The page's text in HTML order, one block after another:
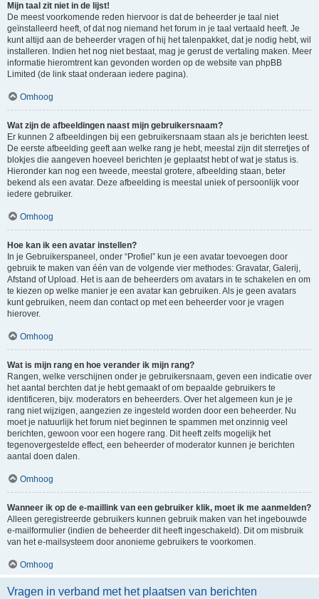
Mijn taal zit niet in de lijst!
De meest voorkomende reden hiervoor is dat de beheerder je taal niet
geïnstalleerd heeft, of dat nog niemand het forum in je taal vertaald heeft. Je
kunt altijd aan de beheerder vragen of hij het talenpakket, dat je nodig hebt, wil
installeren. Indien het nog niet bestaat, mag je gerust de vertaling maken. Meer
informatie hieromtrent kan gevonden worden op de website van phpBB
Limited (de link staat onderaan iedere pagina).
Omhoog
Wat zijn de afbeeldingen naast mijn gebruikersnaam?
Er kunnen 2 afbeeldingen bij een gebruikersnaam staan als je berichten leest.
De eerste afbeelding geeft aan welke rang je hebt, meestal zijn dit sterretjes of
blokjes die aangeven hoeveel berichten je geplaatst hebt of wat je status is.
Hieronder kan nog een tweede, meestal grotere, afbeelding staan, beter
bekend als een avatar. Deze afbeelding is meestal uniek of persoonlijk voor
iedere gebruiker.
Omhoog
Hoe kan ik een avatar instellen?
In je Gebruikerspaneel, onder “Profiel” kun je een avatar toevoegen door
gebruik te maken van één van de volgende vier methodes: Gravatar, Galerij,
Afstand of Upload. Het is aan de beheerders om avatars in te schakelen en om
te kiezen op welke manier je een avatar kan gebruiken. Als je geen avatars
kunt gebruiken, neem dan contact op met een beheerder voor je vragen
hierover.
Omhoog
Wat is mijn rang en hoe verander ik mijn rang?
Rangen, welke verschijnen onder je gebruikersnaam, geven een indicatie over
het aantal berchten dat je hebt gemaakt of om bepaalde gebruikers te
identificeren, bijv. moderators en beheerders. Over het algemeen kun je je
rang niet wijzigen, aangezien ze ingesteld worden door een beheerder. Nu
moet je natuurlijk het forum niet beginnen te spammen met onzinnig veel
berichten, gewoon voor een hogere rang. Dit heeft zelfs mogelijk het
tegenovergestelde effect, een beheerder of moderator kunnen je berichten
aantal doen dalen.
Omhoog
Wanneer ik op de e-maillink van een gebruiker klik, moet ik me aanmelden?
Alleen geregistreerde gebruikers kunnen gebruik maken van het ingebouwde
e-mailformulier (indien de beheerder dit heeft ingeschakeld). Dit om misbruik
van het e-mailsysteem door anonieme gebruikers te voorkomen.
Omhoog
Vragen in verband met het plaatsen van berichten